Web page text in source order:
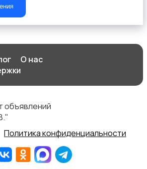
О нас
объявлений
Политика конфиденциальности